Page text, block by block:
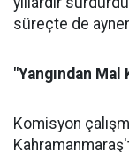
süreçte de
"Yangından Mal
Komisyon